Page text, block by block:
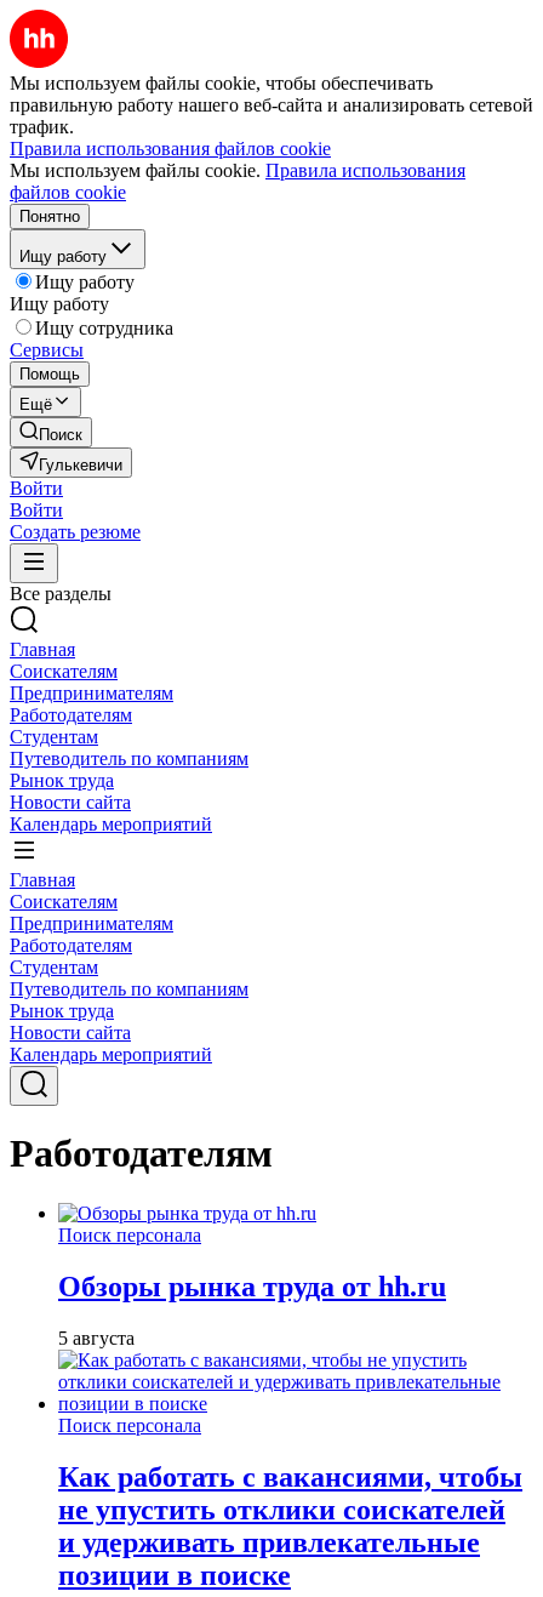
Мы используем файлы cookie, чтобы обеспечивать
правильную работу нашего веб-сайта и анализировать сетевой
трафик.
Правила использования файлов cookie
Мы используем файлы cookie. Правила использования
файлов cookie
Понятно
Ищу работу
Ищу работу
Ищу работу
Ищу сотрудника
Сервисы
Помощь
Ещё
Поиск
Гулькевичи
Войти
Войти
Создать резюме
Все разделы
Главная
Соискателям
Предпринимателям
Работодателям
Студентам
Путеводитель по компаниям
Рынок труда
Новости сайта
Календарь мероприятий
Главная
Соискателям
Предпринимателям
Работодателям
Студентам
Путеводитель по компаниям
Рынок труда
Новости сайта
Календарь мероприятий
Работодателям
Поиск персонала
Обзоры рынка труда от hh.ru
5 августа
Поиск персонала
Как работать с вакансиями, чтобы
не упустить отклики соискателей
и удерживать привлекательные
позиции в поиске